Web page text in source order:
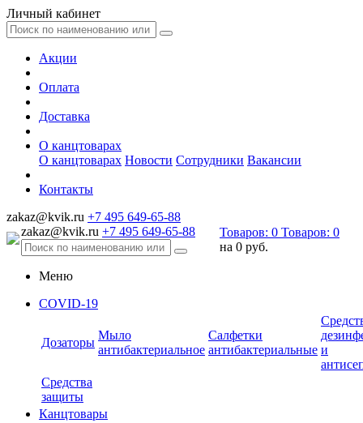
Личный кабинет
Акции
Оплата
Доставка
О канцтоварах
О канцтоварах Новости Сотрудники Вакансии
Контакты
zakaz@kvik.ru +7 495 649-65-88
zakaz@kvik.ru +7 495 649-65-88 Товаров: 0 Товаров: 0
на 0 руб.
Меню
COVID-19
Дозаторы
Мыло
антибактериальное
Салфетки
антибактериальные и
Средства
защиты
Канцтовары